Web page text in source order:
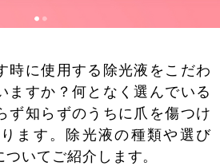
時に使用する除光液をこだわ
ますか？何となく選んでいる
ず知らずのうちに爪を傷つけ
ます。除光液の種類や選び
いてご紹介します。